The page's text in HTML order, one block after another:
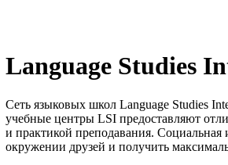
Language Studies
Сеть языковых школ Language Studies
учебные центры LSI предоставляют
и практикой преподавания. Социальная
окружении друзей и получить